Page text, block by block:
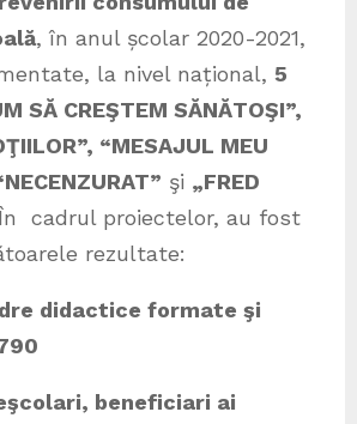
, în anul școlar 2020-2021,
la nivel național, 5
SĂ CREŞTEM SĂNĂTOŞI”,
“MESAJUL MEU
şi „FRED
cadrul proiectelor, au fost
rezultate:
didactice formate şi
beneficiari ai